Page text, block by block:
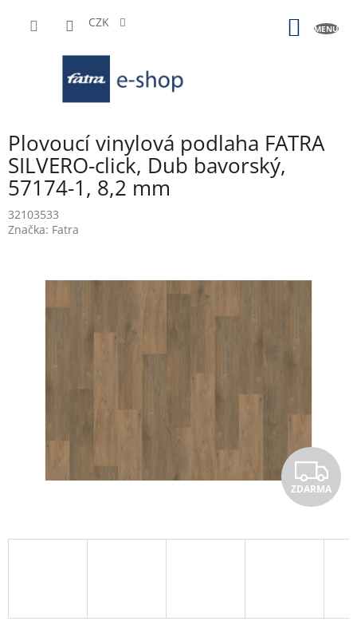
CZK
Plovoucí vinylová podlaha FATRA
SILVERO-click, Dub bavorský,
57174-1, 8,2 mm
32103533
Značka: Fatra
Z
D
A
ZDARMA